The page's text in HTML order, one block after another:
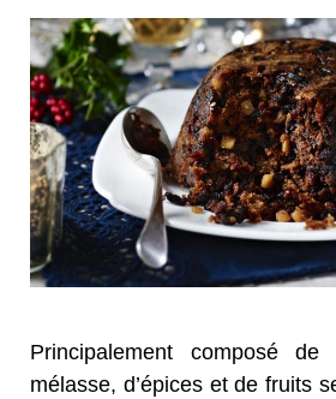
Principalement composé
mélasse, d’épices et de fruits